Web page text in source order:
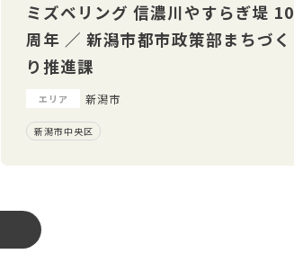
ミズベリング 信濃川やすらぎ堤 10
周年 ／ 新潟市都市政策部まちづく
り推進課
エリア 新潟市
新潟市中央区